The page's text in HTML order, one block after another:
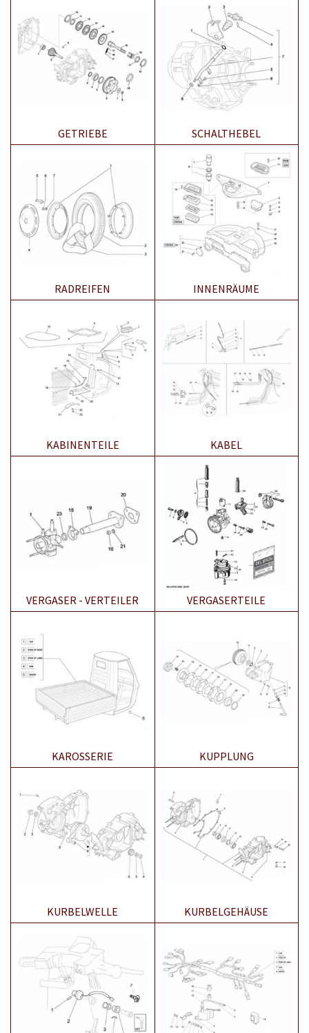
GETRIEBE SCHALTHEBEL
RADREIFEN INNENRÄUME
KABINENTEILE KABEL
VERGASER - VERTEILER VERGASERTEILE
KAROSSERIE KUPPLUNG
KURBELWELLE KURBELGEHÄUSE